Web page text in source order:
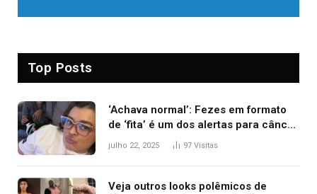
Top Posts
‘Achava normal’: Fezes em formato
de ‘fita’ é um dos alertas para câncer
colorretal; relembre fala de Preta Gil
julho 22, 2025 97 Visitas
Veja outros looks polêmicos de